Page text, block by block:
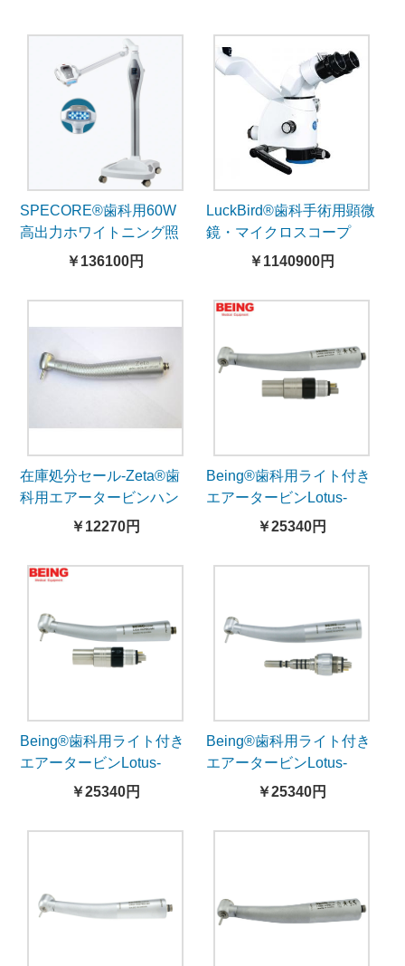
SPECORE®歯科用60W
高出力ホワイトニング照
射器M218￥136100円
LuckBird®歯科手術用顕微
鏡・マイクロスコープ
LZJ-6E￥1140900円
在庫処分セール-Zeta®歯
科用エアータービンハン
ドピースMIDO-GSOA-
ル）
￥12270円
Being®歯科用ライト付き
エアータービンLotus-
303PBQ-N（NSKとコン
付き）
￥25340円
Being®歯科用ライト付き
エアータービンLotus-
302PBQ-N（NSKとコン
付き）
￥25340円
Being®歯科用ライト付き
エアータービンLotus-
303PBQ（KaVoとコンパ
き）
￥25340円